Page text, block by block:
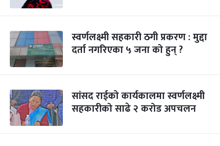
स्वर्णलक्ष्मी सहकारी ठगी प्रकरण : मुद्दा
दर्ता नगरिएका ५ जना को हुन् ?
सांसद राईको कार्यकालमा स्वर्णलक्ष्मी
सहकारीको साढे २ करोड अपचलन